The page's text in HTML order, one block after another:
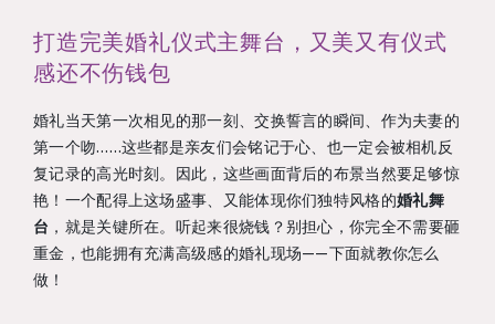
打造完美婚礼仪式主舞台，又美又有仪式
感还不伤钱包
婚礼当天第一次相见的那一刻、交换誓言的瞬间、作为夫妻的
第一个吻……这些都是亲友们会铭记于心、也一定会被相机反
复记录的高光时刻。因此，这些画面背后的布景当然要足够惊
艳！一个配得上这场盛事、又能体现你们独特风格的婚礼舞
台 ，就是关键所在。听起来很烧钱？别担心，你完全不需要砸
重金，也能拥有充满高级感的婚礼现场——下面就教你怎么
做！